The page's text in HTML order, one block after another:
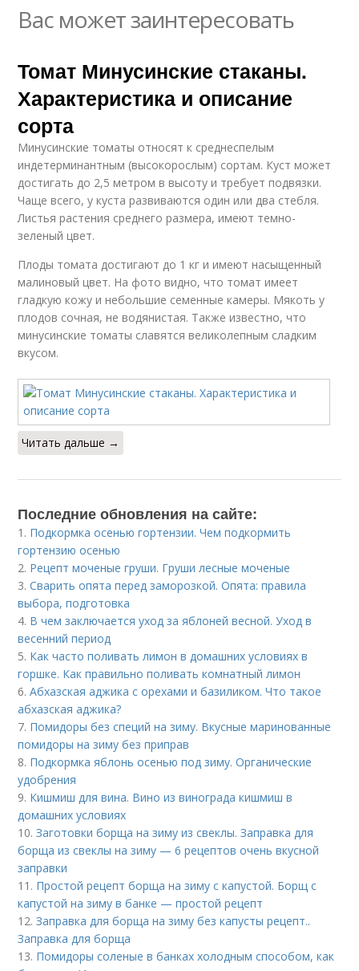
Вас может заинтересовать
Томат Минусинские стаканы.
Характеристика и описание
сорта
Минусинские томаты относят к среднеспелым
индетерминантным (высокорослым) сортам. Куст может
достигать до 2,5 метром в высоту и требует подвязки.
Чаще всего, у куста развиваются один или два стебля.
Листья растения среднего размера, имеют темно-
зеленый цвет.
Плоды томата достигают до 1 кг и имеют насыщенный
малиновый цвет. На фото видно, что томат имеет
гладкую кожу и небольшие семенные камеры. Мякоть у
плодов сочная, не водянистая. Также известно, что
минусинские томаты славятся великолепным сладким
вкусом.
Читать дальше →
Последние обновления на сайте:
1. Подкормка осенью гортензии. Чем подкормить
гортензию осенью
2. Рецепт моченые груши. Груши лесные моченые
3.Сварить опята перед заморозкой. Опята: правила
выбора, подготовка
4. В чем заключается уход за яблоней весной. Уход в
весенний период
5. Как часто поливать лимон в домашних условиях в
горшке. Как правильно поливать комнатный лимон
6.Абхазская аджика с орехами и базиликом. Что такое
абхазская аджика?
7. Помидоры без специй на зиму. Вкусные маринованные
помидоры на зиму без приправ
8. Подкормка яблонь осенью под зиму. Органические
удобрения
9. Кишмиш для вина. Вино из винограда кишмиш в
домашних условиях
10.Заготовки борща на зиму из свеклы. Заправка для
борща из свеклы на зиму — 6 рецептов очень вкусной
заправки
11. Простой рецепт борща на зиму с капустой. Борщ с
капустой на зиму в банке — простой рецепт
12.Заправка для борща на зиму без капусты рецепт..
Заправка для борща
13. Помидоры соленые в банках холодным способом, как